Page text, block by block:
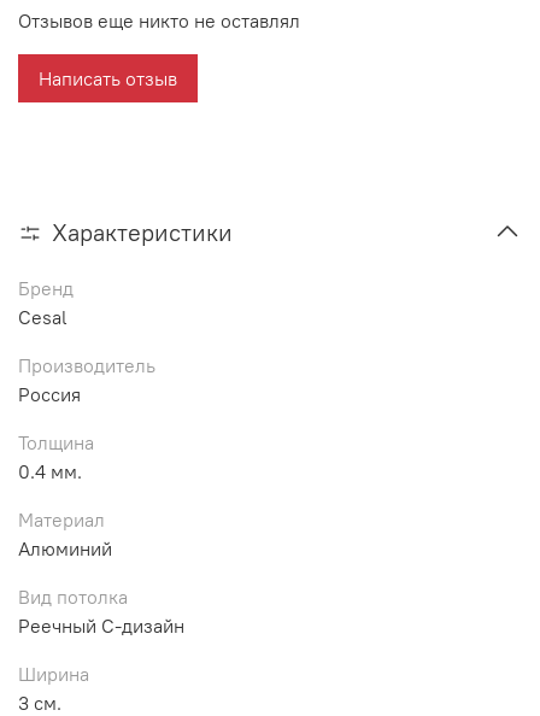
Отзывов еще никто не оставлял
Написать отзыв
Характеристики
Бренд
Cesal
Производитель
Россия
Толщина
0.4 мм.
Материал
Алюминий
Вид потолка
Реечный С-дизайн
Ширина
3 см.